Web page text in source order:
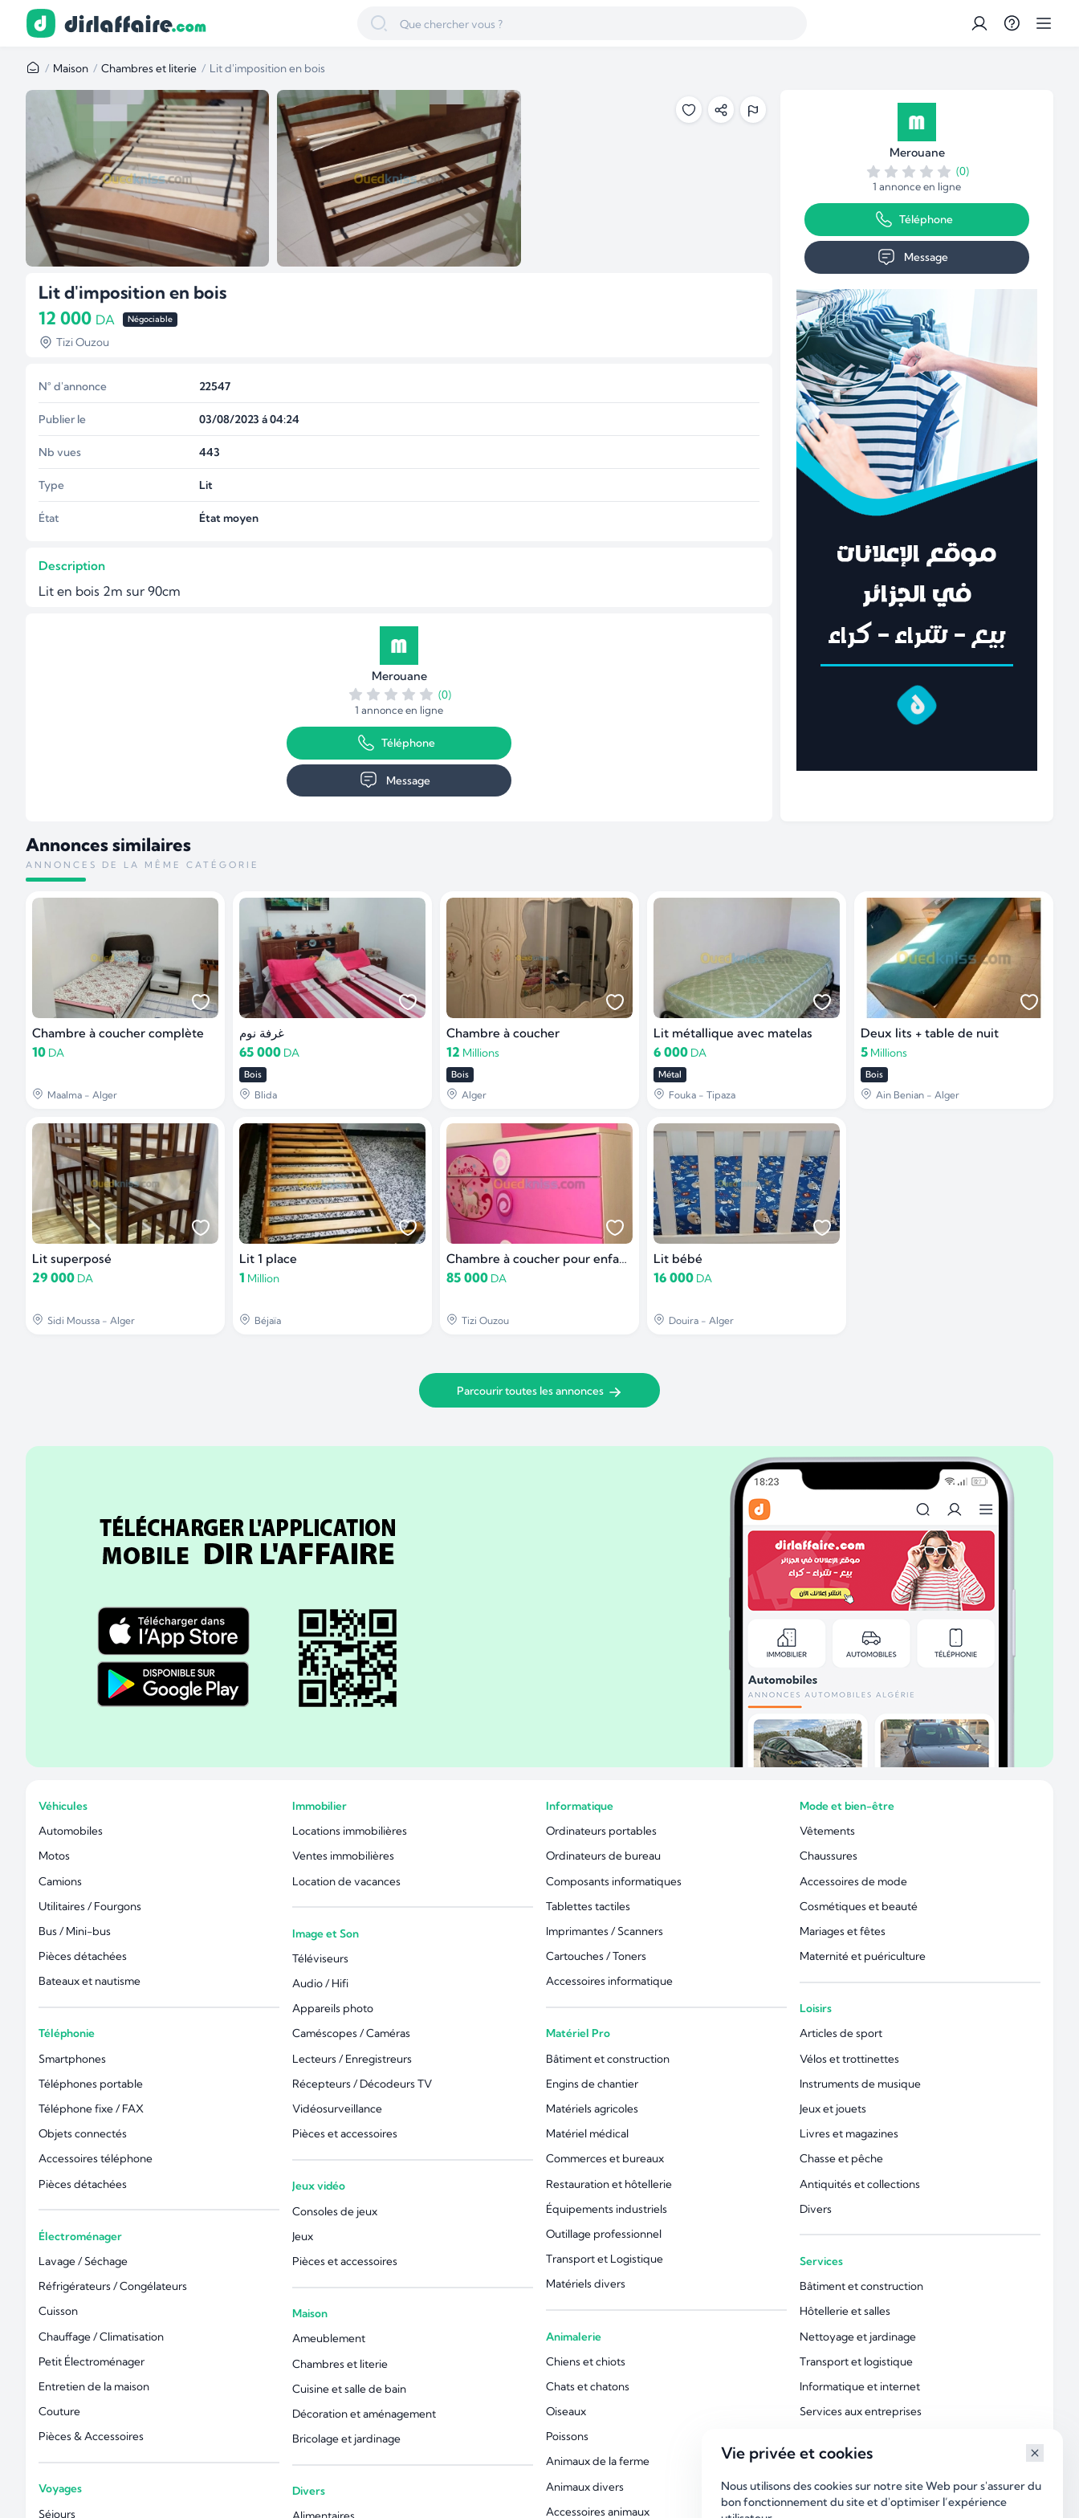
Maison Chambres et literie Lit d'imposition en bois
Lit d'imposition en bois
12 000 DA Négociable
Tizi Ouzou
N° d'annonce 22547
Publier le 03/08/2023 á 04:24
Nb vues 443
Type Lit
État État moyen
Description
Lit en bois 2m sur 90cm
Merouane
(0)
1 annonce en ligne
Téléphone
Message
Merouane
(0)
1 annonce en ligne
Téléphone
Message
Annonces similaires
ANNONCES DE LA MÊME CATÉGORIE
Chambre à coucher complète
10 DA
Maalma - Alger
غرفة نوم
65 000 DA
Bois
Blida
Chambre à coucher
12 Millions
Bois
Alger
Lit métallique avec matelas
6 000 DA
Métal
Fouka - Tipaza
Deux lits + table de nuit
5 Millions
Bois
Ain Benian - Alger
Lit superposé
29 000 DA
Sidi Moussa - Alger
Lit 1 place
1 Million
Béjaïa
Chambre à coucher pour enfants
85 000 DA
Tizi Ouzou
Lit bébé
16 000 DA
Douira - Alger
Parcourir toutes les annonces
Véhicules
Automobiles
Motos
Camions
Utilitaires / Fourgons
Bus / Mini-bus
Pièces détachées
Bateaux et nautisme
Téléphonie
Smartphones
Téléphones portable
Téléphone fixe / FAX
Objets connectés
Accessoires téléphone
Pièces détachées
Électroménager
Lavage / Séchage
Réfrigérateurs / Congélateurs
Cuisson
Chauffage / Climatisation
Petit Électroménager
Entretien de la maison
Couture
Pièces & Accessoires
Voyages
Séjours
Immobilier
Locations immobilières
Ventes immobilières
Location de vacances
Image et Son
Téléviseurs
Audio / Hifi
Appareils photo
Caméscopes / Caméras
Lecteurs / Enregistreurs
Récepteurs / Décodeurs TV
Vidéosurveillance
Pièces et accessoires
Jeux vidéo
Consoles de jeux
Jeux
Pièces et accessoires
Maison
Ameublement
Chambres et literie
Cuisine et salle de bain
Décoration et aménagement
Bricolage et jardinage
Divers
Informatique
Ordinateurs portables
Ordinateurs de bureau
Composants informatiques
Tablettes tactiles
Imprimantes / Scanners
Cartouches / Toners
Accessoires informatique
Matériel Pro
Bâtiment et construction
Engins de chantier
Matériels agricoles
Matériel médical
Commerces et bureaux
Restauration et hôtellerie
Équipements industriels
Outillage professionnel
Transport et Logistique
Matériels divers
Animalerie
Chiens et chiots
Chats et chatons
Oiseaux
Poissons
Animaux de la ferme
Animaux divers
Accessoires animaux
Mode et bien-être
Vêtements
Chaussures
Accessoires de mode
Cosmétiques et beauté
Mariages et fêtes
Maternité et puériculture
Loisirs
Articles de sport
Vélos et trottinettes
Instruments de musique
Jeux et jouets
Livres et magazines
Chasse et pêche
Antiquités et collections
Divers
Services
Bâtiment et construction
Hôtellerie et salles
Nettoyage et jardinage
Transport et logistique
Informatique et internet
Services aux entreprises
Industrie et technologies
Éducation et Soutien scolaire
Esthétique et beauté
Vie privée et cookies
Nous utilisons des cookies sur notre site Web pour s'assurer du
bon fonctionnement du site et d'optimiser l’expérience